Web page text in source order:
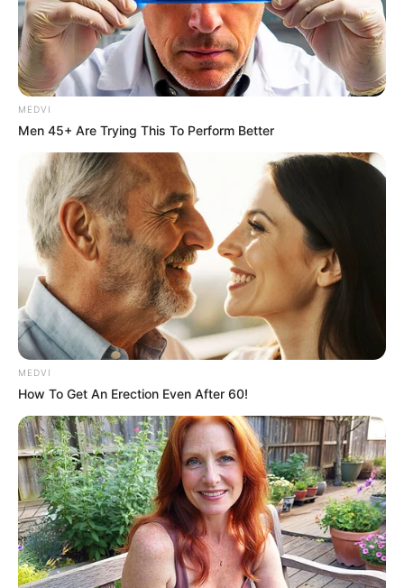
MEDVI
Men 45+ Are Trying This To Perform Better
MEDVI
How To Get An Erection Even After 60!